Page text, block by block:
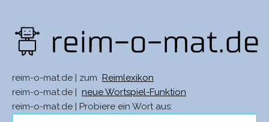
reim-o-mat.de | zum
Reimlexikon
reim-o-mat.de |
neue Wortspiel-Funktion
reim-o-mat.de | Probiere ein Wort aus: